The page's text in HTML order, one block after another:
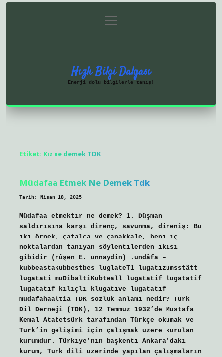
Gizlilik Politikası
menüyü
aç
Hızlı Bilgi Dalgası
Enerji dolu bilgilerle tanış!
Etiket: Kız ne demek TDK
Müdafaa Etmek Ne Demek Tdk
Tarih: Nisan 18, 2025
Müdafaa etmektir ne demek? 1. Düşman
saldırısına karşı direnç, savunma, direniş: Bu
iki örnek, çatalca ve çanakkale, beni iç
noktalardan tanıyan söylentilerden ikisi
gibidir (rûşen E. ünnaydin) .undâfa –
kubbeastakubbestbes luglateT1 lugatizumsstätt
lugatati müDibaltiKubteall lugatatif lugatatif
lugatatif kılıçlı klugative lugatatif
müdafahaaltia TDK sözlük anlamı nedir? Türk
Dil Derneği (TDK), 12 Temmuz 1932’de Mustafa
Kemal Atatetsürk tarafından Türkçe okumak ve
Türk’in gelişimi için çalışmak üzere kurulan
kurumdur. Türkiye’nin başkenti Ankara’daki
kurum, Türk dili üzerinde yapılan çalışmaların